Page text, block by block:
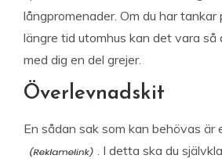
långpromenader. Om du har
längre tid utomhus kan det vara så
med dig en del grejer.
Överlevnadskit
En sådan sak som kan behövas är
. I detta ska du